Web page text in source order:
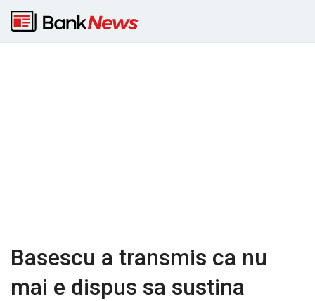
Basescu a transmis ca nu
mai e dispus sa sustina